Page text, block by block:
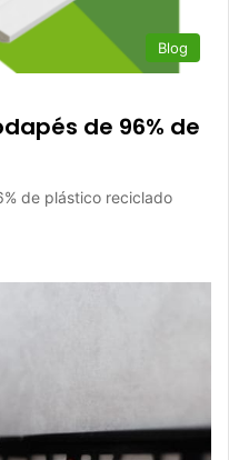
Blog
de 96% de
de plástico reciclado